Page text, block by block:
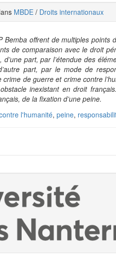
MBDE / Droits internationaux
Bemba offrent de multiples
de comparaison avec le droit
part, par l’étendue des
part, par le mode de
de guerre et crime contre
inexistant en droit
de la fixation d’une peine.​​
l'humanité, peine,